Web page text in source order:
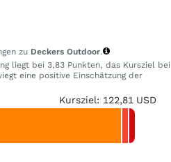
zu Deckers Outdoor.
liegt bei 3,83 Punkten, das Kursziel bei
eine positive Einschätzung der
Kursziel: 122,81 USD